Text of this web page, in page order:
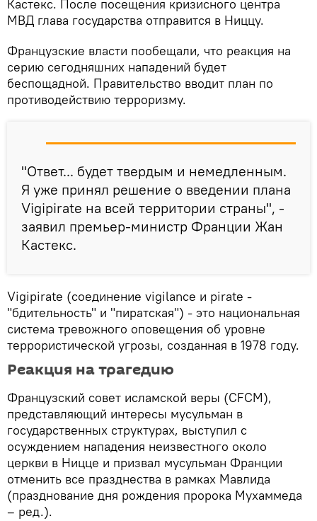
Кастекс. После посещения кризисного центра
МВД глава государства отправится в Ниццу.
Французские власти пообещали, что реакция на
серию сегодняшних нападений будет
беспощадной. Правительство вводит план по
противодействию терроризму.
"Ответ... будет твердым и немедленным.
Я уже принял решение о введении плана
Vigipirate на всей территории страны", -
заявил премьер-министр Франции Жан
Кастекс.
Vigipirate (соединение vigilance и pirate -
"бдительность" и "пиратская") - это национальная
система тревожного оповещения об уровне
террористической угрозы, созданная в 1978 году.
Реакция на трагедию
Французский совет исламской веры (CFCM),
представляющий интересы мусульман в
государственных структурах, выступил с
осуждением нападения неизвестного около
церкви в Ницце и призвал мусульман Франции
отменить все празднества в рамках Мавлида
(празднование дня рождения пророка Мухаммеда
– ред.).